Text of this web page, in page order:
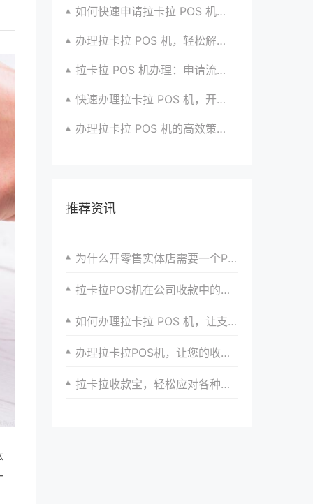
如何快速申请拉卡拉 POS 机？经验分享超有用
办理拉卡拉 POS 机，轻松解决收款难题的办法
拉卡拉 POS 机办理：申请流程简化版来袭
快速办理拉卡拉 POS 机，开启便捷收款之旅啦
办理拉卡拉 POS 机的高效策略与方法全分享
推荐资讯
为什么开零售实体店需要一个POS机？
拉卡拉POS机在公司收款中的优势
如何办理拉卡拉 POS 机，让支付更便捷高效？有方法
办理拉卡拉POS机，让您的收款业务更加专业
拉卡拉收款宝，轻松应对各种收款场景